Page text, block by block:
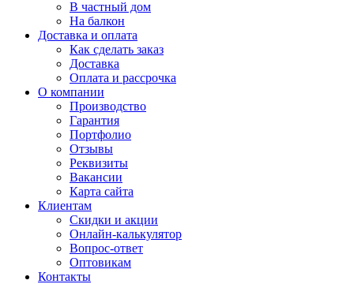
В частный дом
На балкон
Доставка и оплата
Как сделать заказ
Доставка
Оплата и рассрочка
О компании
Производство
Гарантия
Портфолио
Отзывы
Реквизиты
Вакансии
Карта сайта
Клиентам
Скидки и акции
Онлайн-калькулятор
Вопрос-ответ
Оптовикам
Контакты